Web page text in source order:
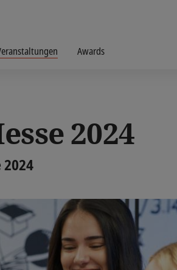
Awards
2024